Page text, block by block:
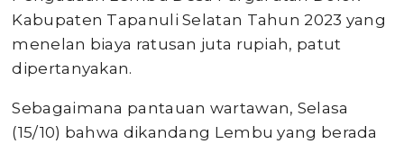
Kabupaten Tapanuli Selatan Tahun 2023 yang
menelan biaya ratusan juta rupiah, patut
dipertanyakan.
Sebagaimana pantauan wartawan, Selasa
(15/10) bahwa dikandang Lembu yang berada